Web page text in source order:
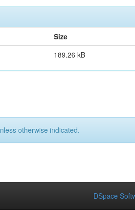
Size
189.26 kB
otherwise indicated.
DSpace